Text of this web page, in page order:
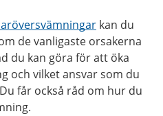
kan du
de vanligaste orsakerna
du kan göra för att öka
och vilket ansvar som du
får också råd om hur du